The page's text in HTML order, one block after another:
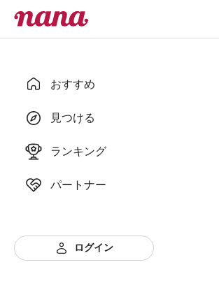
おすすめ
見つける
ランキング
パートナー
ログイン